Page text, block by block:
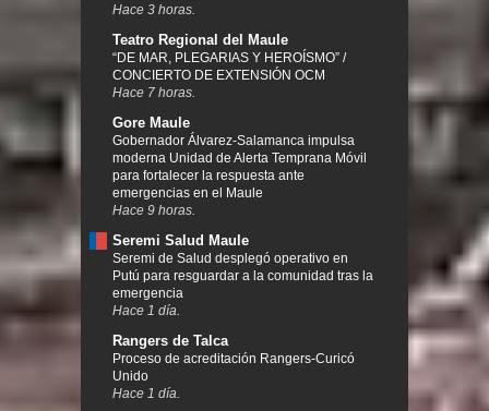
Hace 3 horas.
Teatro Regional del Maule
“DE MAR, PLEGARIAS Y HEROÍSMO” /
CONCIERTO DE EXTENSIÓN OCM
Hace 7 horas.
Gore Maule
Gobernador Álvarez-Salamanca impulsa
moderna Unidad de Alerta Temprana Móvil
para fortalecer la respuesta ante
emergencias en el Maule
Hace 9 horas.
Seremi Salud Maule
Seremi de Salud desplegó operativo en
Putú para resguardar a la comunidad tras la
emergencia
Hace 1 día.
Rangers de Talca
Proceso de acreditación Rangers-Curicó
Unido
Hace 1 día.